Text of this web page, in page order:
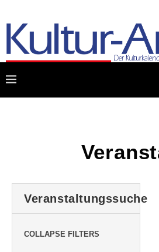
Veranstaltungssuche
COLLAPSE FILTERS